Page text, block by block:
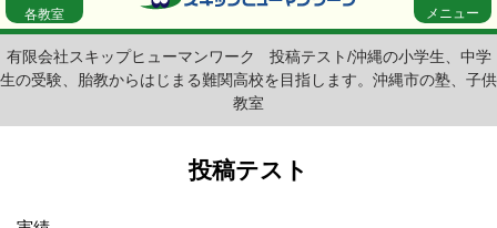
各教室 メニュー
有限会社スキップヒューマンワーク
投稿テスト/沖縄の小学生、中学
生の受験、胎教からはじまる難関高校を目指します。沖縄市の塾、子供
教室
投稿テスト